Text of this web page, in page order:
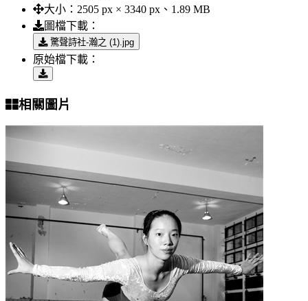
大小： 2505 px × 3340 px、1.89 MB
圖檔下載：
驚聲詩社-瀚之 (1).jpg
原始檔下載：
相關圖片